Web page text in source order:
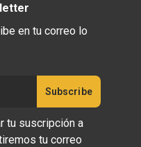
en tu correo lo
tu suscripción a
tu correo